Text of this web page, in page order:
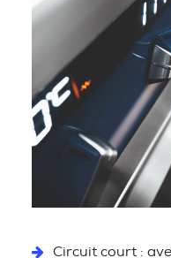
Circuit court :